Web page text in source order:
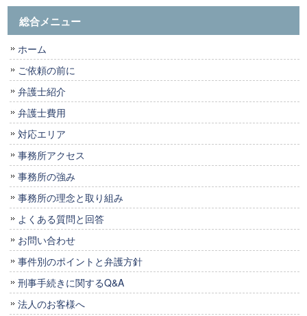
総合メニュー
ホーム
ご依頼の前に
弁護士紹介
弁護士費用
対応エリア
事務所アクセス
事務所の強み
事務所の理念と取り組み
よくある質問と回答
お問い合わせ
事件別のポイントと弁護方針
刑事手続きに関するQ&A
法人のお客様へ